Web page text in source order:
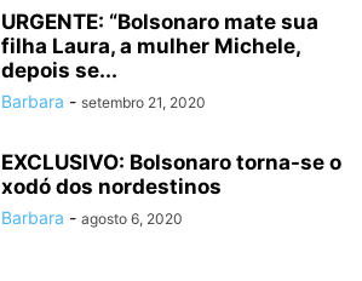
URGENTE: “Bolsonaro mate sua
filha Laura, a mulher Michele,
depois se...
Barbara - setembro 21, 2020
EXCLUSIVO: Bolsonaro torna-se o
xodó dos nordestinos
Barbara - agosto 6, 2020